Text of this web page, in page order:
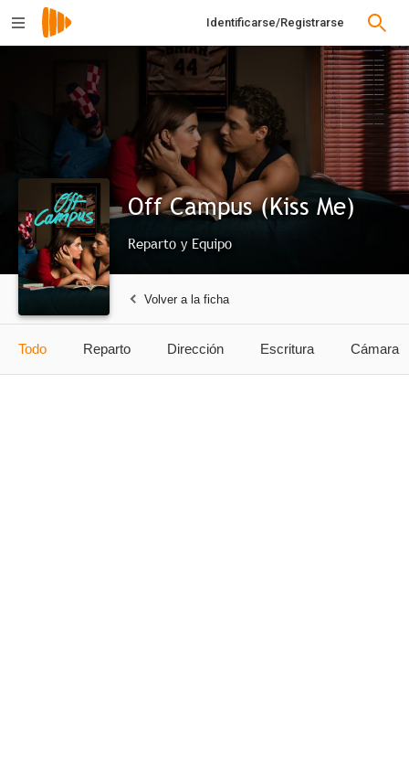
Identificarse/Registrarse
Off Campus (Kiss Me)
Reparto y Equipo
Volver a la ficha
Todo Reparto Dirección Escritura Cámara